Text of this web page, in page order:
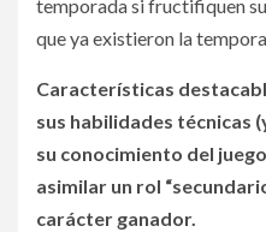
temporada si fructifiquen
que ya existieron la
Características
sus habilidades técnicas
su conocimiento del
asimilar un rol
carácter ganador.